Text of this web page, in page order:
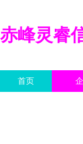
赤峰灵睿
首页